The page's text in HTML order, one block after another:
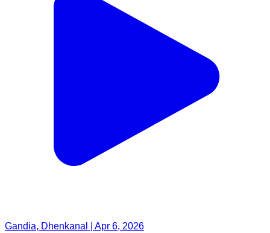
Gandia, Dhenkanal | Apr 6, 2026